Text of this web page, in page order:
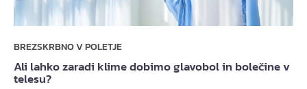
BREZSKRBNO V POLETJE
Ali lahko zaradi klime dobimo glavobol in bolečine v
telesu?